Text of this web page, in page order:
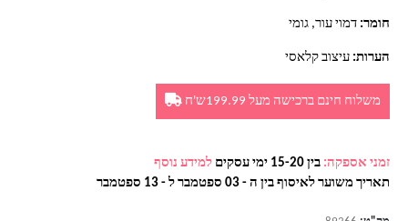
חומר: דמוי עור, גומי
הערות: עיצוב קלאסי
משלוח חינם ברכישה מעל 199.99ש'ח
זמני אספקה: בין 15-20 ימי עסקים
למידע נוסף
תאריך משוער לאיסוף בין ה - 03 ספטמבר ל - 13 ספטמבר